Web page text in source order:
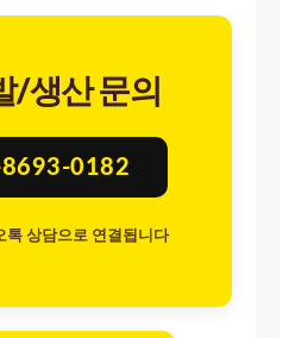
/생산 문의
0182
톡 상담으로 연결됩니다